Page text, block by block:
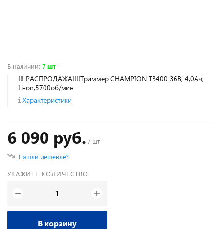
В наличии: 7 шт
!!! РАСПРОДАЖА!!!!Триммер CHAMPION TB400 36В, 4,0Ач,
Li-on,5700об/мин
Характеристики
6 090 руб. / шт
Нашли дешевле?
УКАЖИТЕ КОЛИЧЕСТВО
− +
В корзину